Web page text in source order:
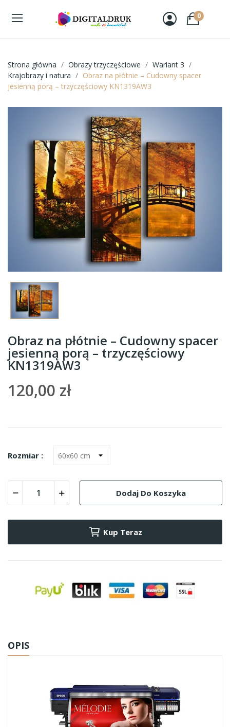
0
Strona główna Obrazy trzyczęściowe
Wariant 3
Krajobrazy i natura
Obraz na płótnie – Cudowny spacer
jesienną porą – trzyczęściowy KN1319AW3
Obraz na płótnie – Cudowny spacer
jesienną porą – trzyczęściowy
KN1319AW3
120,00 zł
Rozmiar :
Dodaj Do Koszyka
Kup Teraz
OPIS